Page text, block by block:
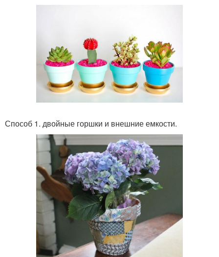
Способ 1. двойные горшки и внешние емкости.